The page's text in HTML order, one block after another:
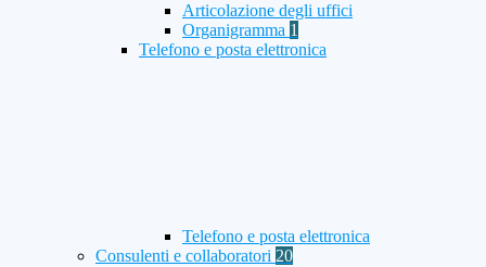
Articolazione degli uffici
Organigramma 1
Telefono e posta elettronica
Telefono e posta elettronica
Consulenti e collaboratori 20